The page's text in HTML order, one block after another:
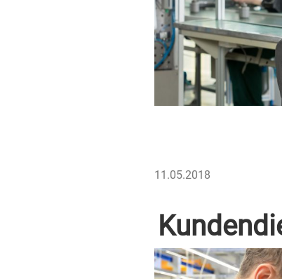
VERÖFFENTLICHT
11.05.2018